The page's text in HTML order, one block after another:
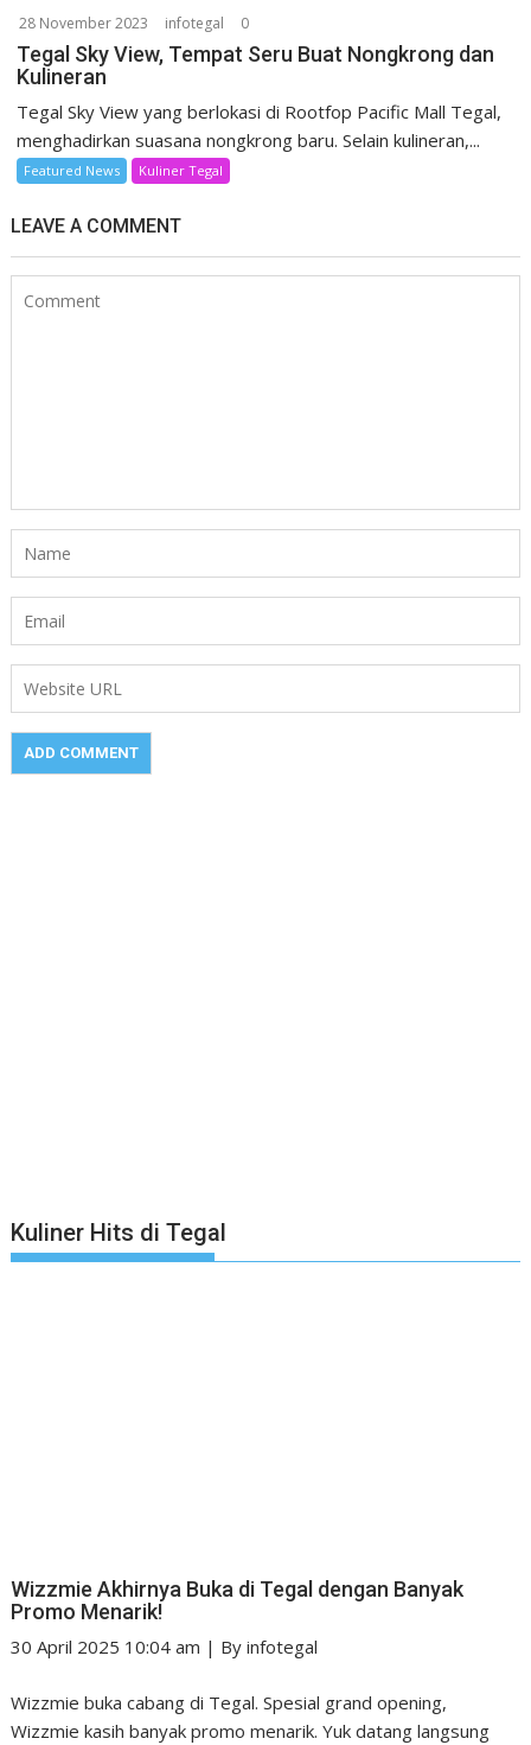
28 November 2023 infotegal 0
Tegal Sky View, Tempat Seru Buat Nongkrong dan
Kulineran
Tegal Sky View yang berlokasi di Rootfop Pacific Mall Tegal,
menghadirkan suasana nongkrong baru. Selain kulineran,...
Featured News Kuliner Tegal
LEAVE A COMMENT
Kuliner Hits di Tegal
Wizzmie Akhirnya Buka di Tegal dengan Banyak
Promo Menarik!
30 April 2025 10:04 am | Byinfotegal
Wizzmie buka cabang di Tegal. Spesial grand opening,
Wizzmie kasih banyak promo menarik. Yuk datang langsung